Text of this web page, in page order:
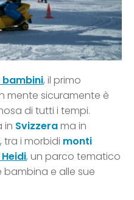
, il primo
mente sicuramente è
di tutti i tempi.
in Svizzerama in
, tra i morbidi monti
, un parco tematico
e alle sue